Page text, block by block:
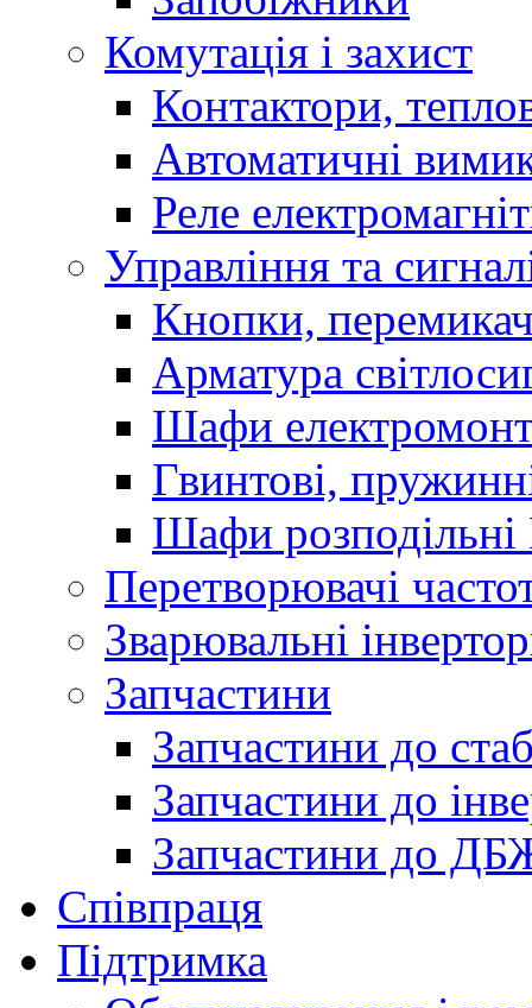
Комутація і захист
Контактори,
Автоматичні
Реле
Управління та
Кнопки,
Арматура
Шафи
Гвинтові,
Шафи розподільні
Перетворювачі
Зварювальні
Запчастини
Запчастини до
Запчастини до
Запчастини до
Співпраця
Підтримка